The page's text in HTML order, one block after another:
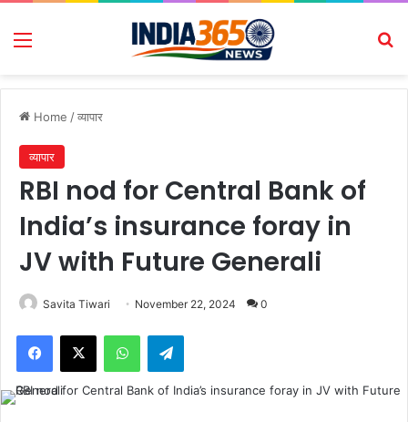
Menu
Home /व्यापार
व्यापार
RBI nod for Central Bank of
India’s insurance foray in
JV with Future Generali
Savita Tiwari November 22, 2024 0
Facebook
X WhatsAppTelegram